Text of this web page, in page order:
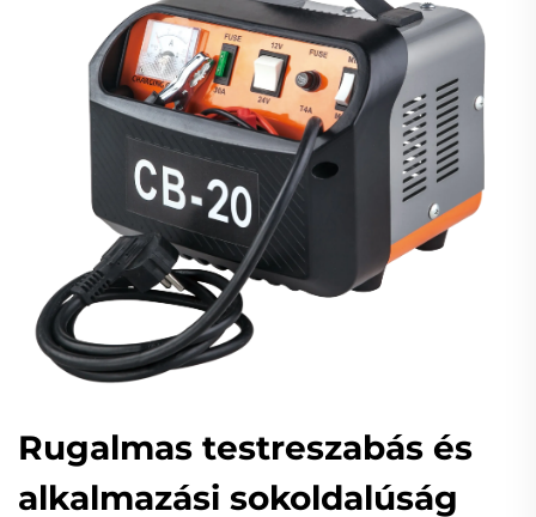
Rugalmas testreszabás és
alkalmazási sokoldalúság